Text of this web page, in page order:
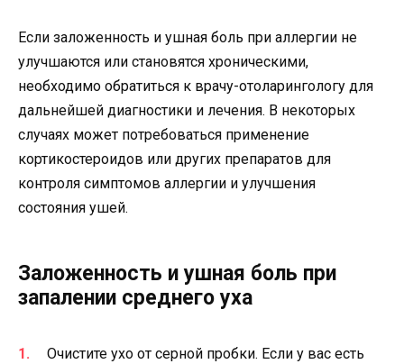
Если заложенность и ушная боль при аллергии не
улучшаются или становятся хроническими,
необходимо обратиться к врачу-отоларингологу для
дальнейшей диагностики и лечения. В некоторых
случаях может потребоваться применение
кортикостероидов или других препаратов для
контроля симптомов аллергии и улучшения
состояния ушей.
Заложенность и ушная боль при
запалении среднего уха
Очистите ухо от серной пробки. Если у вас есть